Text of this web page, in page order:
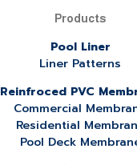
Products
Pool Liner
Liner Patterns
Reinfroced PVC
Commercial
Residential
Pool Deck